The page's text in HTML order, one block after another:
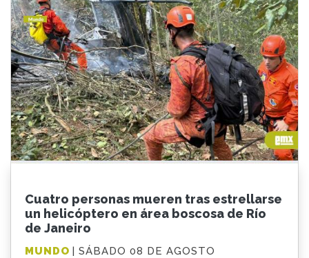
Cuatro personas mueren tras estrellarse
un helicóptero en área boscosa de Río
de Janeiro
MUNDO | SÁBADO 08 DE AGOSTO